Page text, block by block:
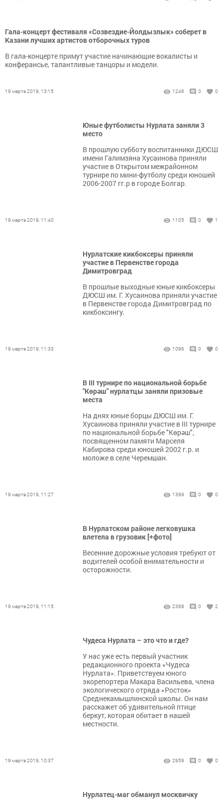
Гала-концерт фестиваля «Созвездие-Йолдызлык» соберет в
Казани лучших артистов отборочных туров
В гала-концерте примут участие начинающие вокалисты и
конферансье, талантливые танцоры и модели.
19 марта 2019, 13:15 1246 0 0
Юные футболисты Нурлата заняли 3
место
В прошлую субботу воспитанники ДЮСШ
имени Галимзяна Хусаинова приняли
участие в Открытом межрайонном
турнире по мини-футболу среди юношей
2006-2007 гг.р в городе Болгар.
19 марта 2019, 11:40 1105 0 1
Нурлатские кикбоксеры приняли
участие в Первенстве города
Димитровград
В прошлые выходные юные кикбоксеры
ДЮСШ им. Г. Хусаинова приняли участие
в Первенстве города Димитровград по
кикбоксингу.
19 марта 2019, 11:33 1096 0 0
В III турнире по национальной борьбе
"Көрәш" нурлатцы заняли призовые
места
На днях юные борцы ДЮСШ им. Г.
Хусаинова приняли участие в III турнире
по национальной борьбе "Көрәш",
посвященном памяти Марселя
Кабирова среди юношей 2002 г.р. и
моложе в селе Черемшан.
19 марта 2019, 11:27 1399 0 0
В Нурлатском районе легковушка
влетела в грузовик [+фото]
Весенние дорожные условия требуют от
водителей особой внимательности и
осторожности.
19 марта 2019, 11:15 2368 0 2
Чудеса Нурлата – это что и где?
У нас уже есть первый участник
редакционного проекта «Чудеса
Нурлата». Приветствуем юного
экорепортера Макара Васильева, члена
экологического отряда «Росток»
Среднекамышлинской школы. Он нам
расскажет об удивительной птице
беркут, которая обитает в нашей
местности.
19 марта 2019, 10:37 2959 0 0
Нурлатец-маг обманул москвичку